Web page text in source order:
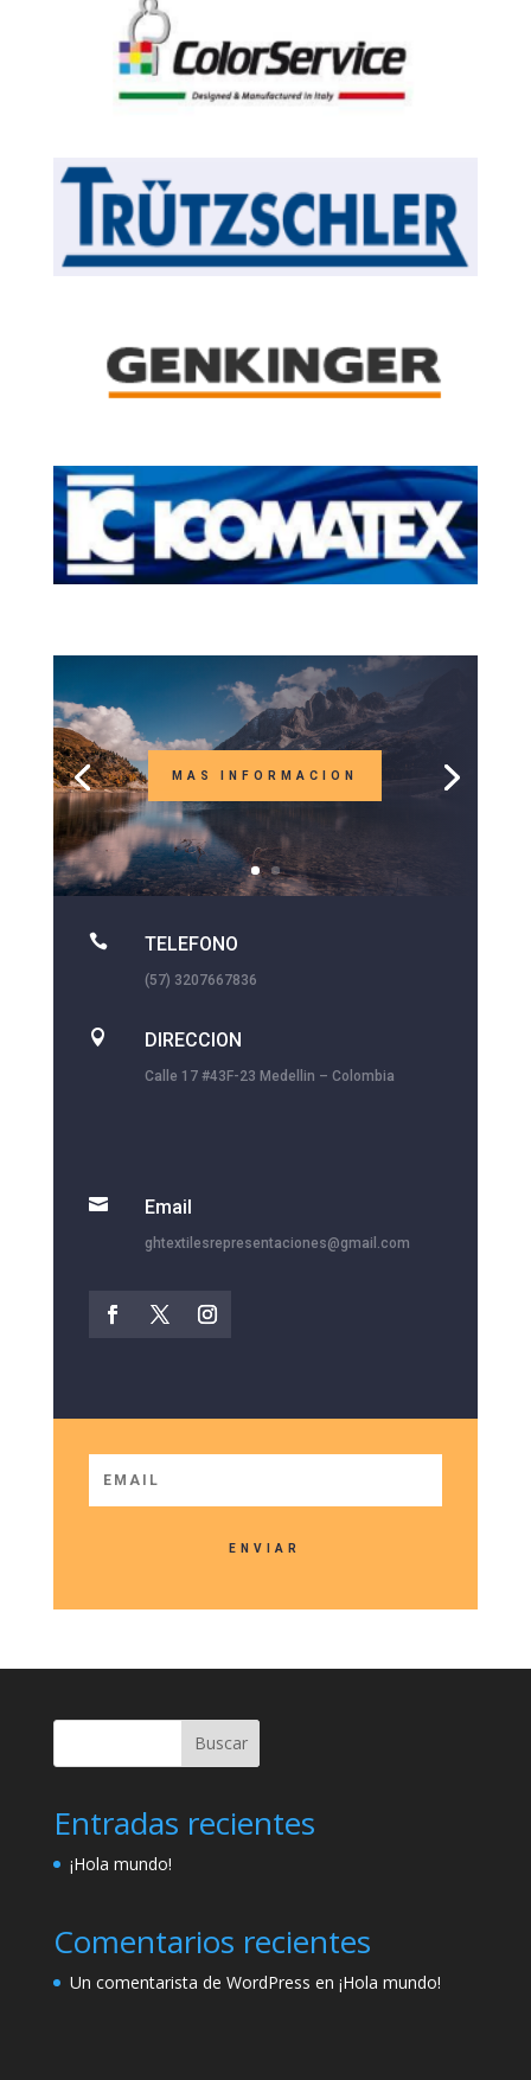
MAS INFORMACION
 TELEFONO
(57) 3207667836
 DIRECCION
Calle 17 #43F-23 Medellin – Colombia
 Email
ghtextilesrepresentaciones@gmail.com
ENVIAR
Buscar
Entradas recientes
¡Hola mundo!
Comentarios recientes
Un comentarista de WordPress en ¡Hola mundo!